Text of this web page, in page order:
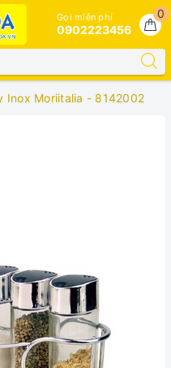
0
Gọi miễn phí
0902223456
Inox Moriitalia - 8142002